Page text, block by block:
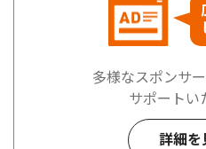
多様なスポンサ
サポートい
詳細を